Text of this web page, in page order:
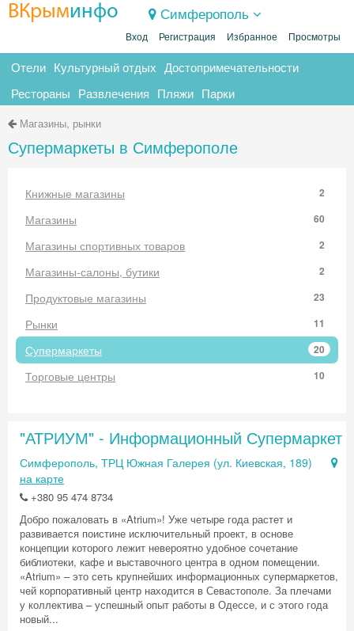
ВКрыминфо Симферополь
Вход Регистрация Избранное Просмотры
Отели Культурный отдых Достопримечательности
Рестораны Развлечения Пляжи Парки
Магазины, рынки
Супермаркеты в Симферополе
Книжные магазины 2
Магазины 60
Магазины спортивных товаров 2
Магазины-салоны, бутики 2
Продуктовые магазины 23
Рынки 11
Супермаркеты 20
Торговые центры 10
"АТРИУМ" - Информационный Супермаркет
Симферополь, ТРЦ Южная Галерея (ул. Киевская, 189)
на карте
+380 95 474 8734
Добро пожаловать в «Atrium»! Уже четыре года растет и
развивается поистине исключительный проект, в основе
концепции которого лежит невероятно удобное сочетание
библиотеки, кафе и выставочного центра в одном помещении.
«Atrium» – это сеть крупнейших информационных супермаркетов,
чей корпоративный центр находится в Севастополе. За плечами
у коллектива – успешный опыт работы в Одессе, и с этого года
новый...